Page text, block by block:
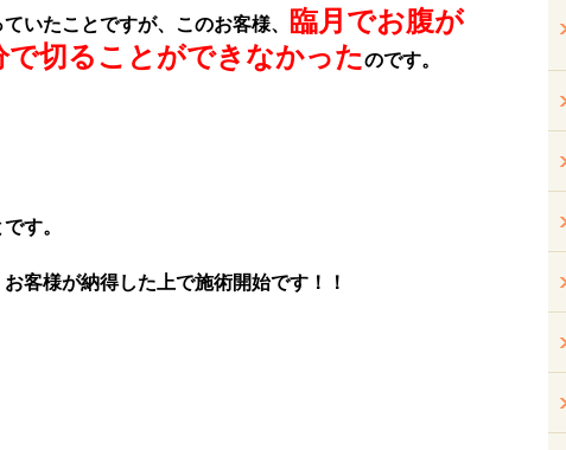
いたことですが、このお客様、
臨月でお腹が
で切ることができなかったのです。
す。
客様が納得した上で施術開始です！！